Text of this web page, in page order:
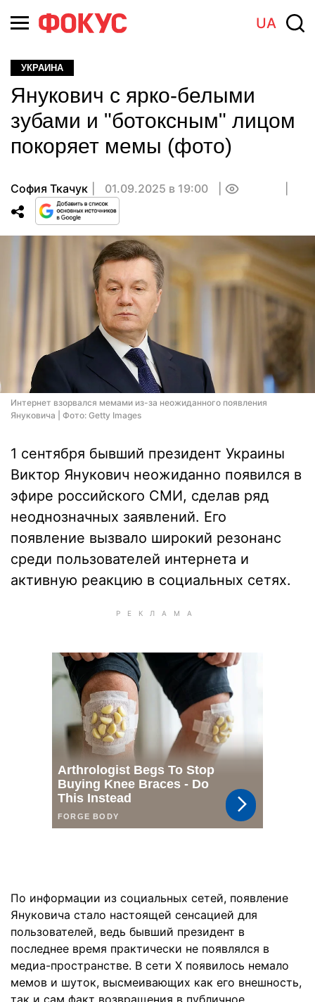
UA
УКРАИНА
Янукович с ярко-белыми
зубами и "ботоксным" лицом
покоряет мемы (фото)
София Ткачук 01.09.2025 в 19:00
Интернет взорвался мемами из-за неожиданного появления
Януковича | Фото: Getty Images
1 сентября бывший президент Украины
Виктор Янукович неожиданно появился в
эфире российского СМИ, сделав ряд
неоднозначных заявлений. Его
появление вызвало широкий резонанс
среди пользователей интернета и
активную реакцию в социальных сетях.
По информации из социальных сетей, появление
Януковича стало настоящей сенсацией для
пользователей, ведь бывший президент в
последнее время практически не появлялся в
медиа-пространстве. В сети X появилось немало
мемов и шуток, высмеивающих как его внешность,
так и сам факт возвращения в публичное